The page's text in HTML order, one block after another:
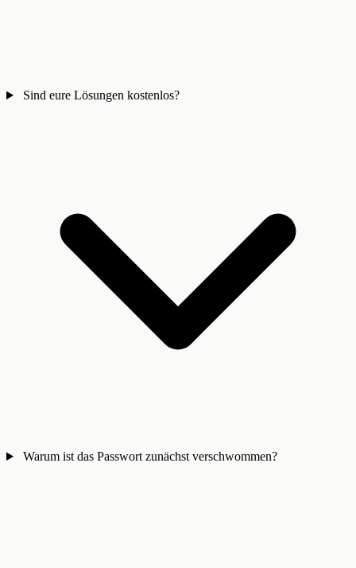
Sind eure Lösungen kostenlos?
Warum ist das Passwort zunächst verschwommen?